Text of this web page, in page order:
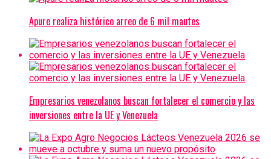
Apure realiza histórico arreo de 6 mil mautes
Empresarios venezolanos buscan fortalecer el comercio y las
inversiones entre la UE y Venezuela